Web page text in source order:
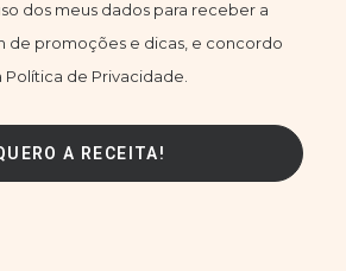
dos meus dados para receber a
de promoções e dicas, e concordo
Política de Privacidade.